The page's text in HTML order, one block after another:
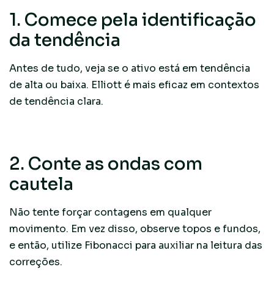
1. Comece pela identificação
da tendência
Antes de tudo, veja se o ativo está em tendência
de alta ou baixa. Elliott é mais eficaz em contextos
de tendência clara.
2. Conte as ondas com
cautela
Não tente forçar contagens em qualquer
movimento. Em vez disso, observe topos e fundos,
e então, utilize Fibonacci para auxiliar na leitura das
correções.